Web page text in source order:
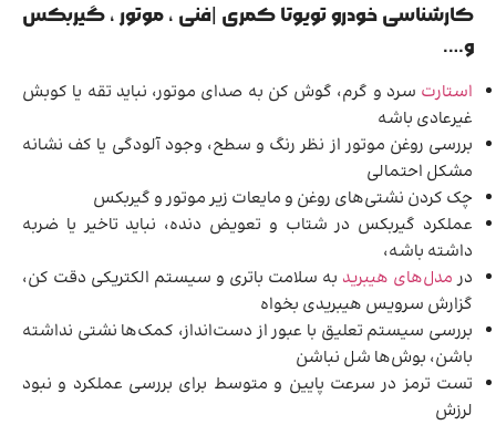
کارشناسی خودرو تویوتا کمری |فنی ، موتور ، گیربکس
و….
استارت سرد و گرم، گوش کن به صدای موتور، نباید تقه یا کوبش
غیرعادی باشه
بررسی روغن موتور از نظر رنگ و سطح، وجود آلودگی یا کف نشانه
مشکل احتمالی
چک کردن نشتی‌های روغن و مایعات زیر موتور و گیربکس
عملکرد گیربکس در شتاب و تعویض دنده، نباید تاخیر یا ضربه
داشته باشه،
درمدل‌های هیبرید به سلامت باتری و سیستم الکتریکی دقت کن،
گزارش سرویس هیبریدی بخواه
بررسی سیستم تعلیق با عبور از دست‌انداز، کمک‌ها نشتی نداشته
باشن، بوش‌ها شل نباشن
تست ترمز در سرعت پایین و متوسط برای بررسی عملکرد و نبود
لرزش